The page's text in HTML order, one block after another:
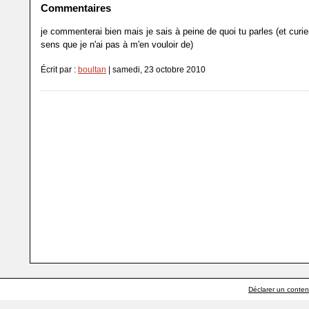
Commentaires
je commenterai bien mais je sais à peine de quoi tu parles (et
sens que je n'ai pas à m'en vouloir de)
Écrit par : boultan | samedi, 23 octobre 2010
Déclarer un